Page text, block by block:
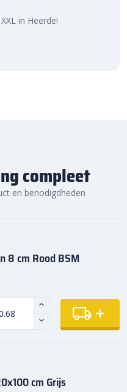
in Heerde!
compleet
en benodigdheden
8 cm Rood BSM
cm Grijs